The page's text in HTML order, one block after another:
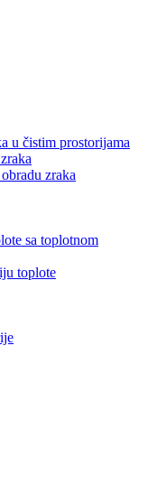
u čistim prostorijama
zraka
sa toplotnom
toplote